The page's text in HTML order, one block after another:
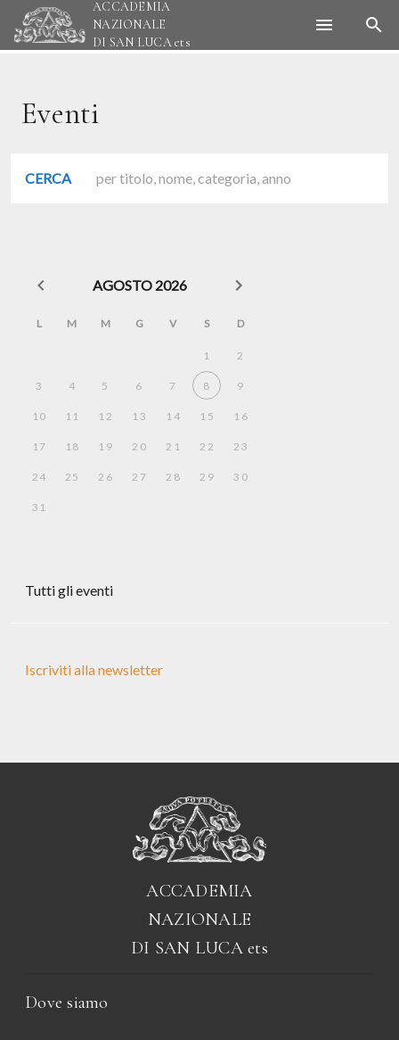
ACCADEMIA
NAZIONALE
DI SAN LUCAets
Eventi
CERCA
AGOSTO 2026
L M M G V S D
1 2
3 4 5 6 7 8 9
10 11 12 13 14 15 16
17 18 19 20 21 22 23
24 25 26 27 28 29 30
31
Tutti gli eventi
Iscriviti alla newsletter
ACCADEMIA
NAZIONALE
DI SAN LUCAets
Dove siamo